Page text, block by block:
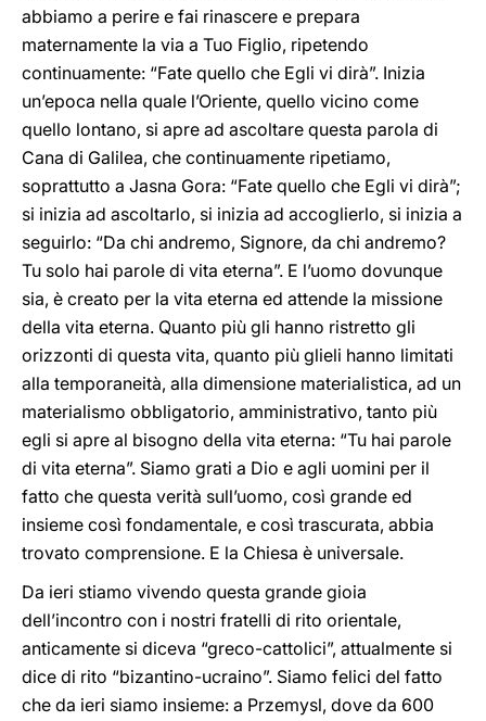
abbiamo a perire e fai rinascere e prepara
maternamente la via a Tuo Figlio, ripetendo
continuamente: “Fate quello che Egli vi dirà”. Inizia
un’epoca nella quale l’Oriente, quello vicino come
quello lontano, si apre ad ascoltare questa parola di
Cana di Galilea, che continuamente ripetiamo,
soprattutto a Jasna Gora: “Fate quello che Egli vi dirà”;
si inizia ad ascoltarlo, si inizia ad accoglierlo, si inizia a
seguirlo: “Da chi andremo, Signore, da chi andremo?
Tu solo hai parole di vita eterna”. E l’uomo dovunque
sia, è creato per la vita eterna ed attende la missione
della vita eterna. Quanto più gli hanno ristretto gli
orizzonti di questa vita, quanto più glieli hanno limitati
alla temporaneità, alla dimensione materialistica, ad un
materialismo obbligatorio, amministrativo, tanto più
egli si apre al bisogno della vita eterna: “Tu hai parole
di vita eterna”. Siamo grati a Dio e agli uomini per il
fatto che questa verità sull’uomo, così grande ed
insieme così fondamentale, e così trascurata, abbia
trovato comprensione. E la Chiesa è universale.
Da ieri stiamo vivendo questa grande gioia
dell’incontro con i nostri fratelli di rito orientale,
anticamente si diceva “greco-cattolici”, attualmente si
dice di rito “bizantino-ucraino”. Siamo felici del fatto
che da ieri siamo insieme: a Przemysl, dove da 600